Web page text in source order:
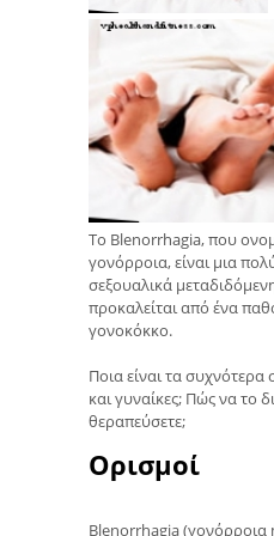
Το Blenorrhagia, που
γονόρροια, είναι μια
σεξουαλικά
προκαλείται από ένα
γονοκόκκο.
Ποια είναι τα
και γυναίκες; Πώς να το
θεραπεύσετε;
Ορισμοί
Blenorrhagia (γονόρροια